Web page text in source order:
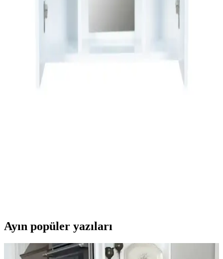
Zara Home Banyo Paspasları: Fonksiyonellik ve
Estetiği Bir Arada Sunan Çeşitler
Zara Home’un banyo paspasları, çeşitli malzeme ve tasarımlarla
modellerle banyolarınızı güvenli ve şık hale getirin.
İnce Uzun Raflı Dolaplar: Modern Tasarım ve
Fonksiyonellik Bir Arada
Ayın popüler yazıları